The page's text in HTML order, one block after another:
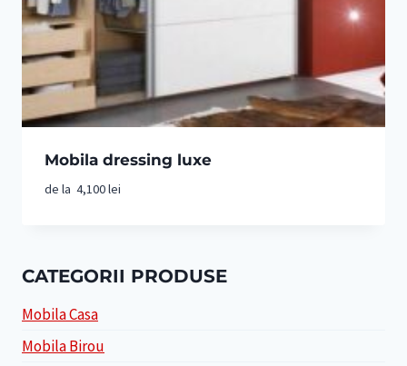
Mobila dressing luxe
de la 4,100lei
CATEGORII PRODUSE
Mobila Casa
Mobila Birou